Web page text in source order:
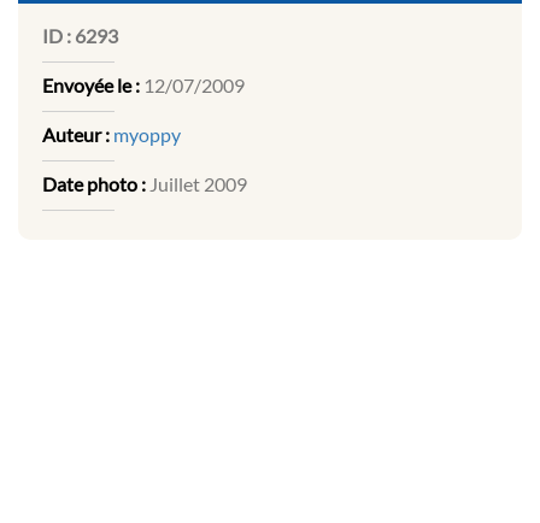
ID : 6293
Envoyée le : 12/07/2009
Auteur : myoppy
Date photo : Juillet 2009